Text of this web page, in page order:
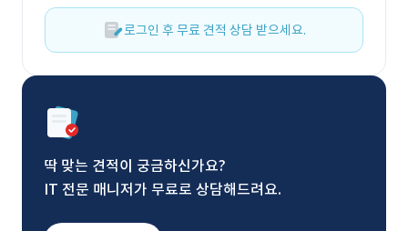
로그인 후 무료 견적 상담 받으세요.
딱 맞는 견적이 궁금하신가요?
IT 전문 매니저가 무료로 상담해드려요.